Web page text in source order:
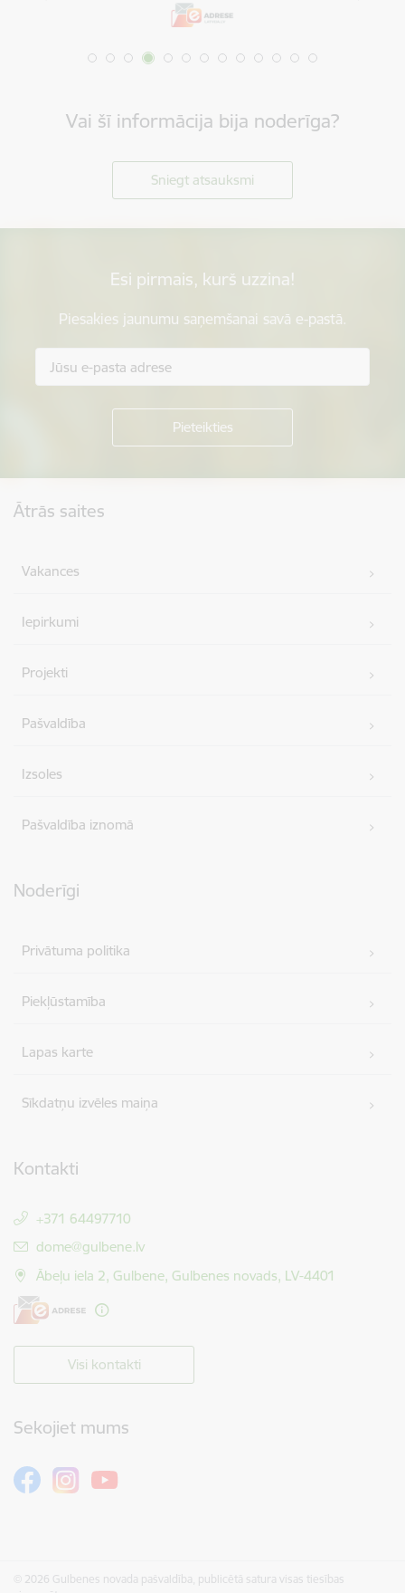
Vai šī informācija bija noderīga?
Sniegt atsauksmi
Esi pirmais, kurš uzzina!
Piesakies jaunumu saņemšanai savā e-pastā.
Ātrās saites
Vakances
Iepirkumi
Projekti
Pašvaldība
Izsoles
Pašvaldība iznomā
Noderīgi
Privātuma politika
Piekļūstamība
Lapas karte
Sīkdatņu izvēles maiņa
Kontakti
+371 64497710
E-pasts:
dome@gulbene.lv
Ābeļu iela 2, Gulbene, Gulbenes novads, LV-4401
Visi kontakti
Sekojiet mums
© 2026 Gulbenes novada pašvaldība, publicētā satura visas tiesības